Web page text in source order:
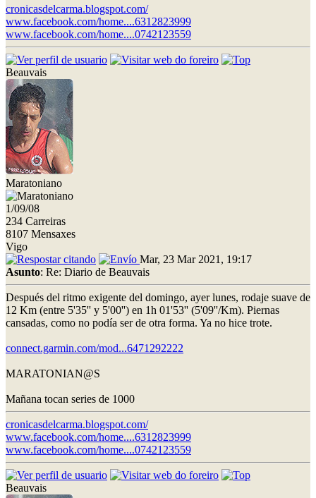
cronicasdelcarma.blogspot.com/
www.facebook.com/home....6312823999
www.facebook.com/home....0742123559
Beauvais
Maratoniano
1/09/08
234 Carreiras
8107 Mensaxes
Vigo
Mar, 23 Mar 2021, 19:17
Asunto: Re: Diario de Beauvais
Después del ritmo exigente del domingo, ayer lunes, rodaje suave de
12 Km (entre 5'35'' y 5'00'') en 1h 01'53'' (5'09''/Km). Piernas
cansadas, como no podía ser de otra forma. Ya no hice trote.
connect.garmin.com/mod...6471292222
MARATONIAN@S
Mañana tocan series de 1000
cronicasdelcarma.blogspot.com/
www.facebook.com/home....6312823999
www.facebook.com/home....0742123559
Beauvais